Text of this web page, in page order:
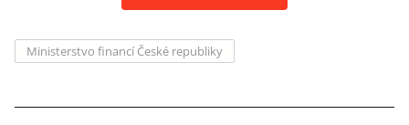
Ministerstvo financí České republiky